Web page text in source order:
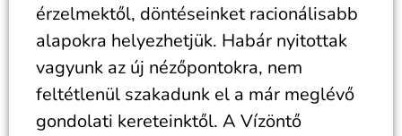
érzelmektől, döntéseinket racionálisabb
alapokra helyezhetjük. Habár nyitottak
vagyunk az új nézőpontokra, nem
feltétlenül szakadunk el a már meglévő
gondolati kereteinktől. A Vízöntő